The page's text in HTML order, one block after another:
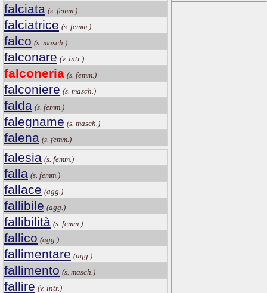
falciata (s. femm.)
falciatrice (s. femm.)
falco (s. masch.)
falconare (v. intr.)
falconeria (s. femm.)
falconiere (s. masch.)
falda (s. femm.)
falegname (s. masch.)
falena (s. femm.)
falesia (s. femm.)
falla (s. femm.)
fallace (agg.)
fallibile (agg.)
fallibilità (s. femm.)
fallico (agg.)
fallimentare (agg.)
fallimento (s. masch.)
fallire (v. intr.)